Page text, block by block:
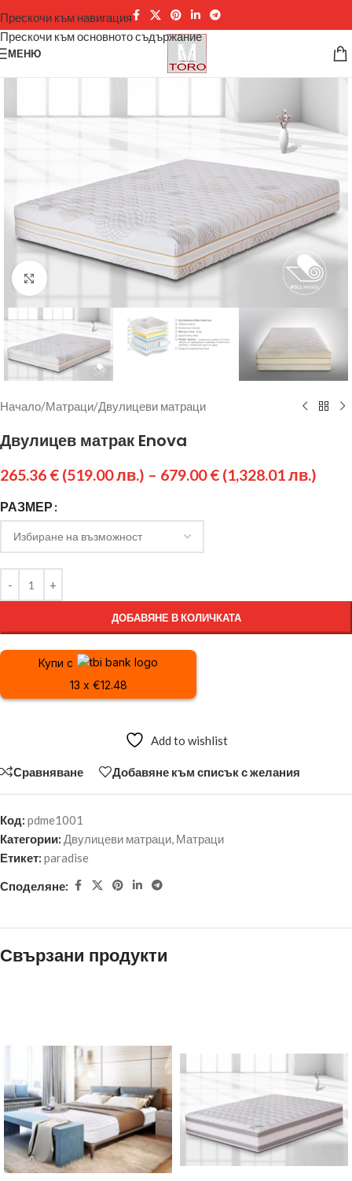
Прескочи към навигация
Прескочи към основното съдържание
МЕНЮ
Щракнете за уголемяване
Начало/Матраци/Двулицеви матраци
Двулицев матрак Enova
265.36 € (519.00 лв.) – 679.00€ (1,328.01 лв.)
РАЗМЕР
ДОБАВЯНЕ В КОЛИЧКАТА
Купи с
13 x €12.48
Add to wishlist
Сравняване Добавяне към списък с желания
Код: pdme1001
Категории: Двулицеви матраци, Матраци
Етикет: paradise
Споделяне:
Свързани продукти